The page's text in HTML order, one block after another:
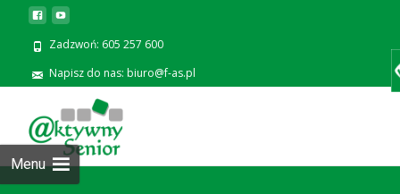
Zadzwoń: 605 257 600
Napisz do nas: biuro@f-as.pl
Menu